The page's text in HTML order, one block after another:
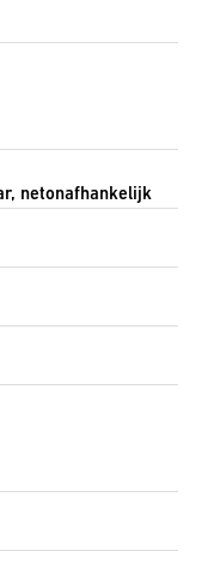
netonafhankelijk